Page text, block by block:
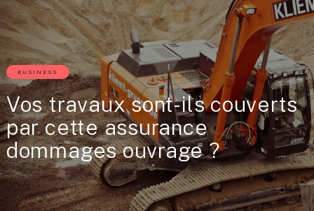
BUSINESS
Vos travaux sont-ils couverts
par cette assurance
dommages ouvrage ?